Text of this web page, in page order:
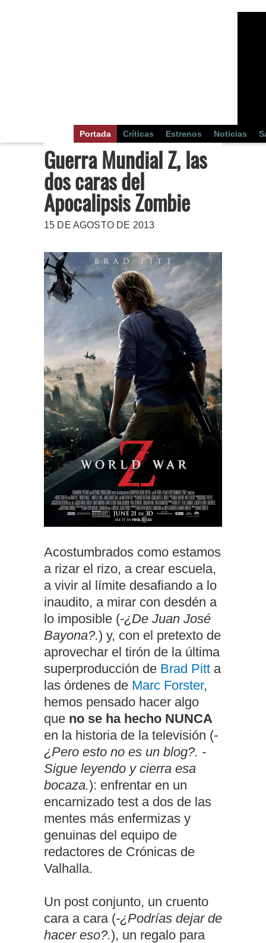
Portada Críticas Estrenos Noticias
Guerra Mundial Z, las
dos caras del
Apocalipsis Zombie
15 DE AGOSTO DE 2013
Acostumbrados como estamos
a rizar el rizo, a crear escuela,
a vivir al límite desafiando a lo
inaudito, a mirar con desdén a
lo imposible (-¿De Juan José
Bayona?.) y, con el pretexto de
aprovechar el tirón de la última
superproducción de Brad Pitt a
las órdenes de Marc Forster,
hemos pensado hacer algo
que no se ha hecho NUNCA
en la historia de la televisión (-
¿Pero esto no es un blog?. -
Sigue leyendo y cierra esa
bocaza.): enfrentar en un
encarnizado test a dos de las
mentes más enfermizas y
genuinas del equipo de
redactores de Crónicas de
Valhalla.
Un post conjunto, un cruento
cara a cara (-¿Podrías dejar de
hacer eso?.), un regalo para